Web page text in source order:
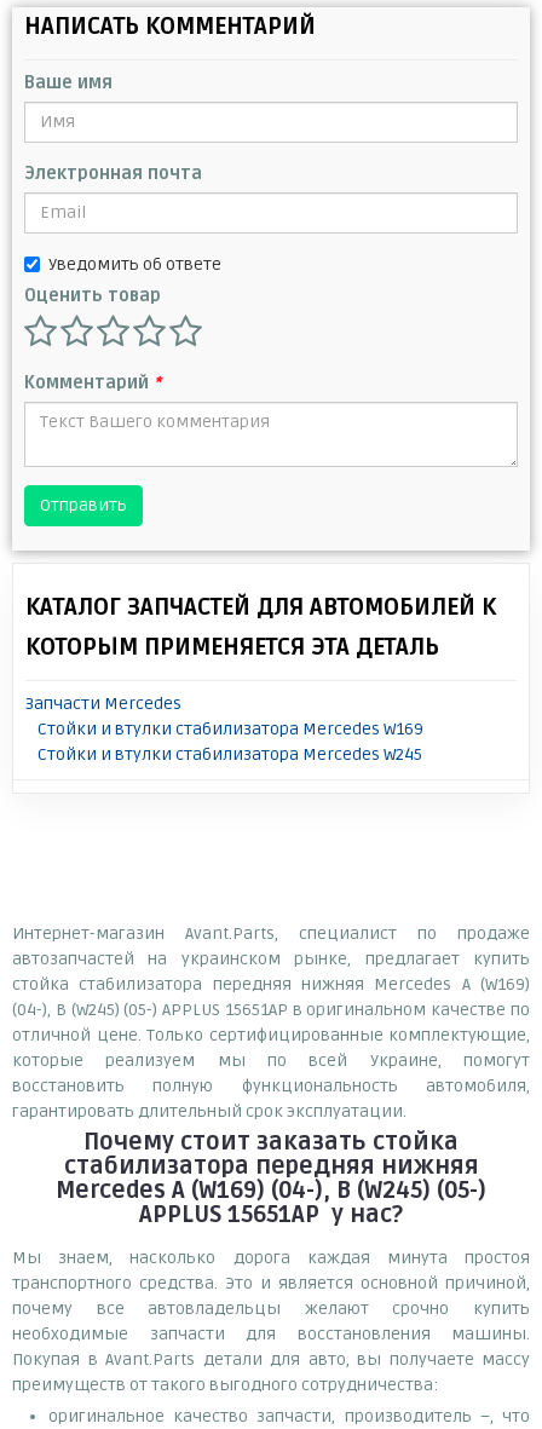
НАПИСАТЬ КОММЕНТАРИЙ
Ваше имя
Электронная почта
Уведомить об ответе
Оценить товар
Комментарий *
Отправить
КАТАЛОГ ЗАПЧАСТЕЙ ДЛЯ АВТОМОБИЛЕЙ К
КОТОРЫМ ПРИМЕНЯЕТСЯ ЭТА ДЕТАЛЬ
Запчасти Mercedes
Стойки и втулки стабилизатора Mercedes W169
Стойки и втулки стабилизатора Mercedes W245
Интернет-магазин Avant.Parts, специалист по продаже
автозапчастей на украинском рынке, предлагает купить
стойка стабилизатора передняя нижняя Mercedes A (W169)
(04-), B (W245) (05-) APPLUS 15651AP в оригинальном качестве по
отличной цене. Только сертифицированные комплектующие,
которые реализуем мы по всей Украине, помогут
восстановить полную функциональность автомобиля,
гарантировать длительный срок эксплуатации.
Почему стоит заказать стойка
стабилизатора передняя нижняя
Mercedes A (W169) (04-), B (W245) (05-)
APPLUS 15651AP у нас?
Мы знаем, насколько дорога каждая минута простоя
транспортного средства. Это и является основной причиной,
почему все автовладельцы желают срочно купить
необходимые запчасти для восстановления машины.
Покупая в Avant.Parts детали для авто, вы получаете массу
преимуществ от такого выгодного сотрудничества:
оригинальное качество запчасти, производитель –, что